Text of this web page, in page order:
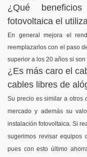
¿Qué
fotovoltaica el
En general mejora el
reemplazarlos con el paso
superior a los 20 años si
¿Es más caro el
cables libres de
Su precio es similar a otros
mercado y además su
instalación fotovoltaica. Si
sugerimos revisar equipos
pues con esto último